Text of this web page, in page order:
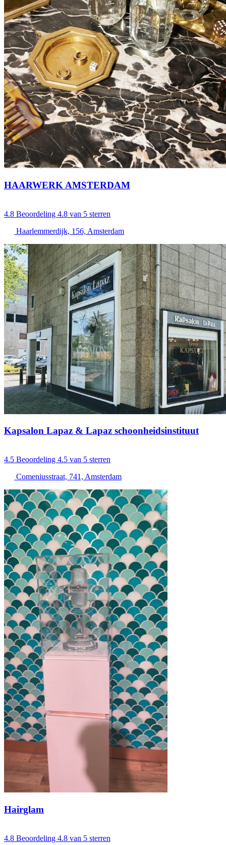
HAARWERK AMSTERDAM
4.8 Beoordeling 4.8 van 5 sterren
Haarlemmerdijk, 156, Amsterdam
Kapsalon Lapaz & Lapaz schoonheidsinstituut
4.5 Beoordeling 4.5 van 5 sterren
Comeniusstraat, 741, Amsterdam
Hairglam
4.8 Beoordeling 4.8 van 5 sterren